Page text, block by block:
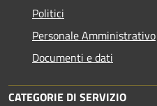
Politici
Personale Amministrativo
Documenti e dati
CATEGORIE DI SERVIZIO